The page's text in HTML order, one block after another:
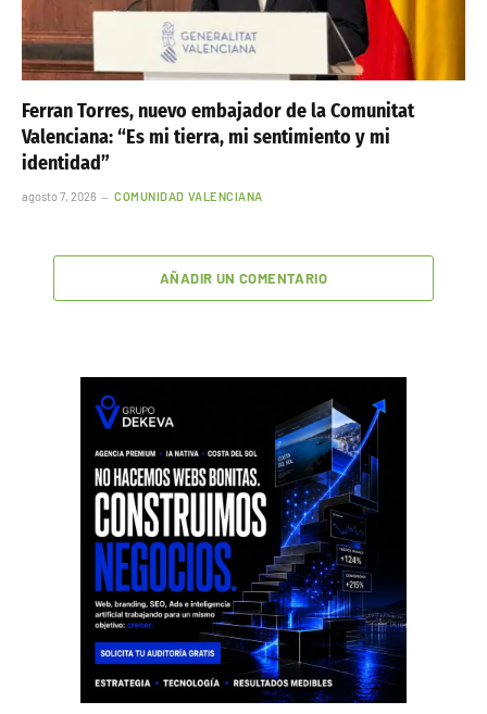
Ferran Torres, nuevo embajador de la Comunitat
Valenciana: “Es mi tierra, mi sentimiento y mi
identidad”
agosto 7, 2026 COMUNIDAD VALENCIANA
AÑADIR UN COMENTARIO